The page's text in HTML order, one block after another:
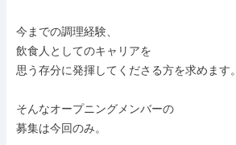
今までの調理経験、
飲食人としてのキャリアを
思う存分に発揮してくださる方を求めます。
そんなオープニングメンバーの
募集は今回のみ。